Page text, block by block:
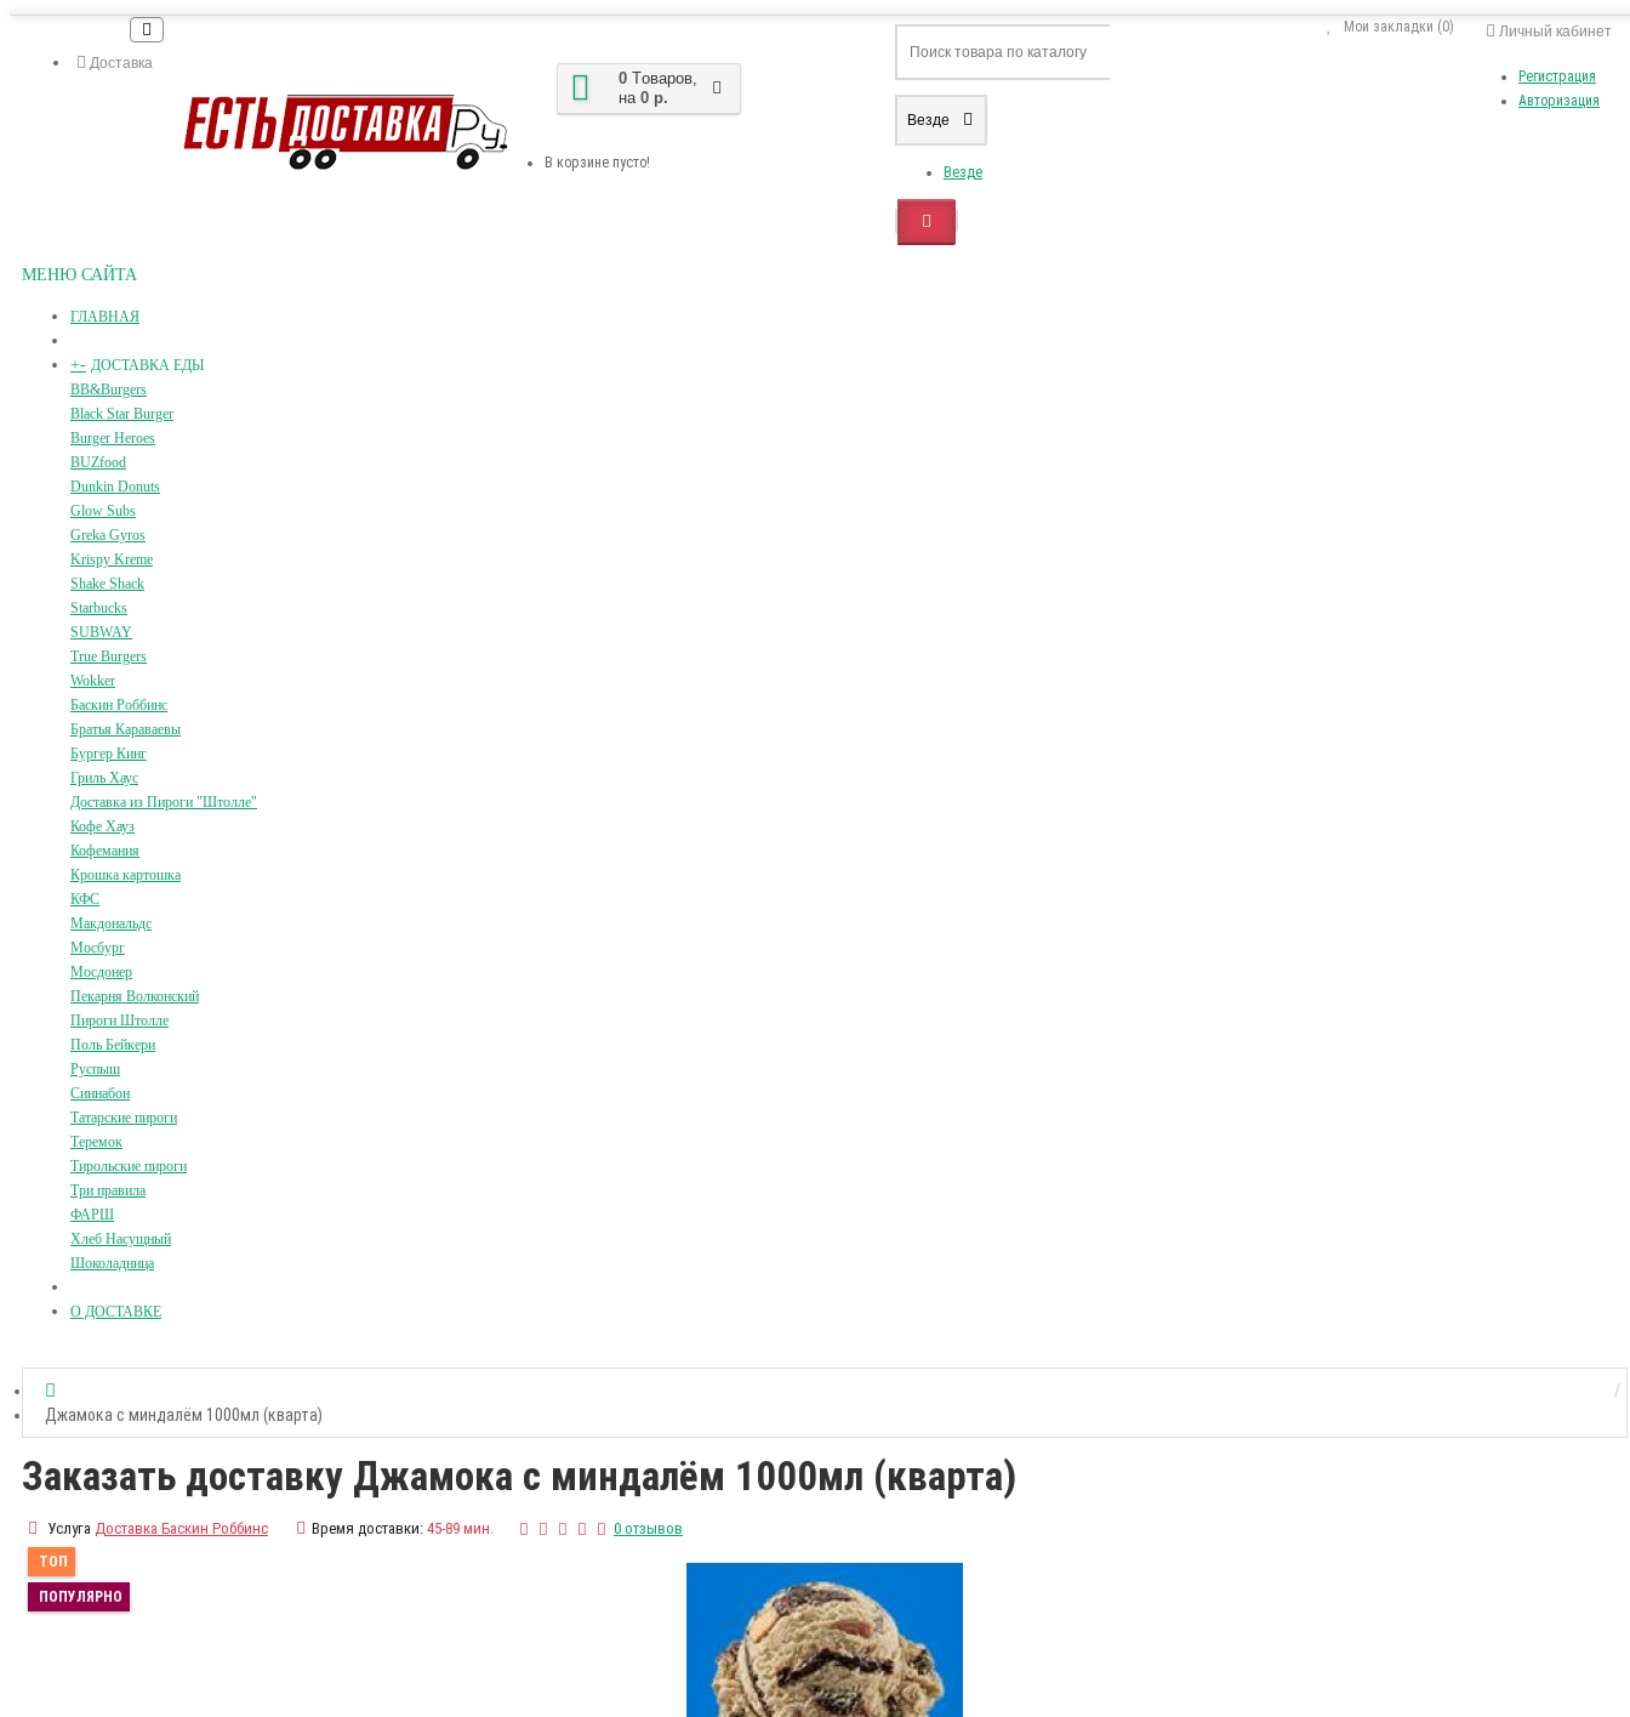
Доставка
Личный кабинет
Регистрация
Авторизация
Мои закладки (0)
0 Tоваров,
на 0 р.
В корзине пусто!
Везде
Везде
МЕНЮ САЙТА
ГЛАВНАЯ
+- ДОСТАВКА ЕДЫ
BB&Burgers
Black Star Burger
Burger Heroes
BUZfood
Dunkin Donuts
Glow Subs
Greka Gyros
Krispy Kreme
Shake Shack
Starbucks
SUBWAY
True Burgers
Wokker
Баскин Роббинс
Братья Караваевы
Бургер Кинг
Гриль Хаус
Доставка из Пироги "Штолле"
Кофе Хауз
Кофемания
Крошка картошка
КФС
Макдональдс
Мосбург
Мосдонер
Пекарня Волконский
Пироги Штолле
Поль Бейкери
Руспыш
Синнабон
Татарские пироги
Теремок
Тирольские пироги
Три правила
ФАРШ
Хлеб Насущный
Шоколадница
О ДОСТАВКЕ
Джамока с миндалём 1000мл (кварта)
Заказать доставку Джамока с миндалём 1000мл (кварта)
Услуга Доставка Баскин Роббинс Время доставки: 45-89 мин. 0 отзывов
ТОП
ПОПУЛЯРНО